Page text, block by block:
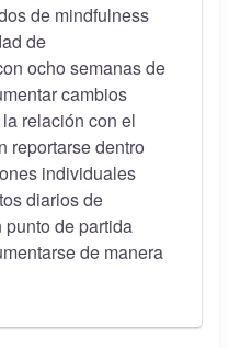
de mindfulness
de
ocho semanas de
cambios
relación con el
reportarse dentro
individuales
diarios de
de partida
de manera